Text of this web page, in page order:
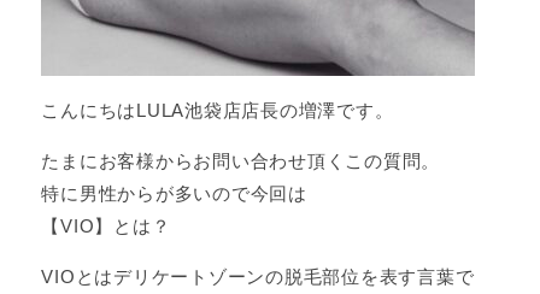
こんにちはLULA池袋店店長の増澤です。
たまにお客様からお問い合わせ頂くこの質問。
特に男性からが多いので今回は
【VIO】とは？
VIOとはデリケートゾーンの脱毛部位を表す言葉で